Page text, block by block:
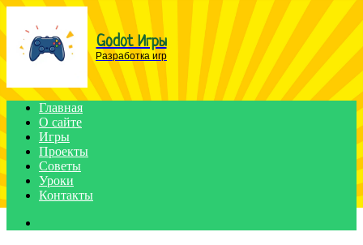
Menu
Godot Игры
Разработка игр
Главная
О сайте
Игры
Проекты
Советы
Уроки
Контакты